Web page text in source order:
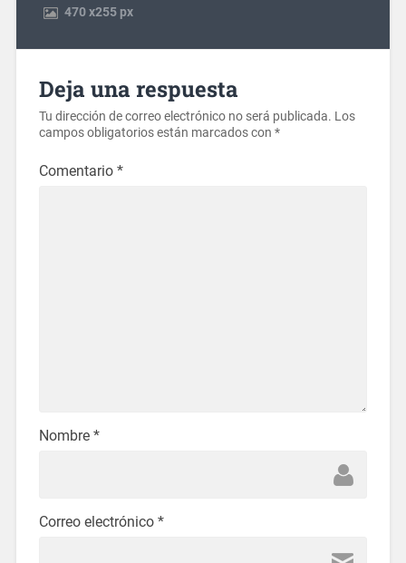
470x255 px
Deja una respuesta
Tu dirección de correo electrónico no será publicada. Los
campos obligatorios están marcados con *
Comentario *
Nombre *
Correo electrónico *